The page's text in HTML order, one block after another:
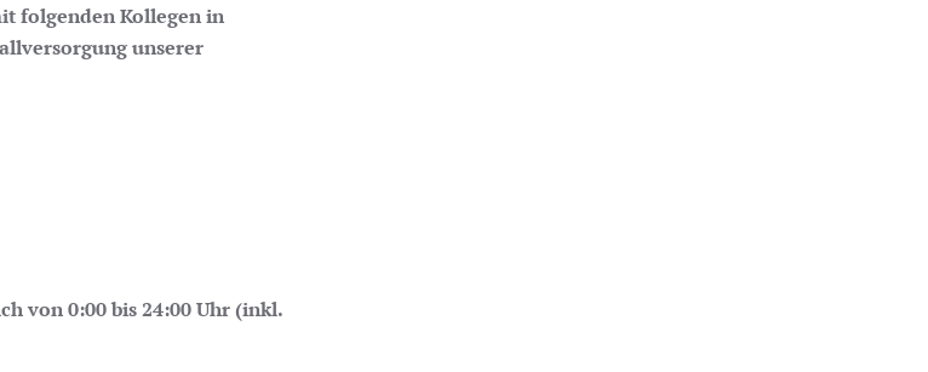
folgenden Kollegen in
unserer
von 0:00 bis 24:00 Uhr (inkl.